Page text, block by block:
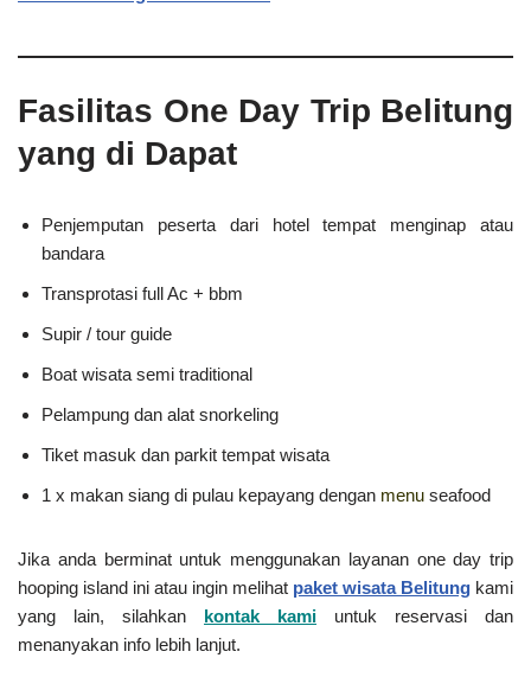
Fasilitas One Day Trip Belitung
yang di Dapat
Penjemputan peserta dari hotel tempat menginap atau
bandara
Transprotasi full Ac + bbm
Supir / tour guide
Boat wisata semi traditional
Pelampung dan alat snorkeling
Tiket masuk dan parkit tempat wisata
1 x makan siang di pulau kepayang dengan menu seafood
Jika anda berminat untuk menggunakan layanan one day trip
hooping island ini atau ingin melihat paket wisata Belitung kami
yang lain, silahkan
kontak kami untuk reservasi dan
menanyakan info lebih lanjut.